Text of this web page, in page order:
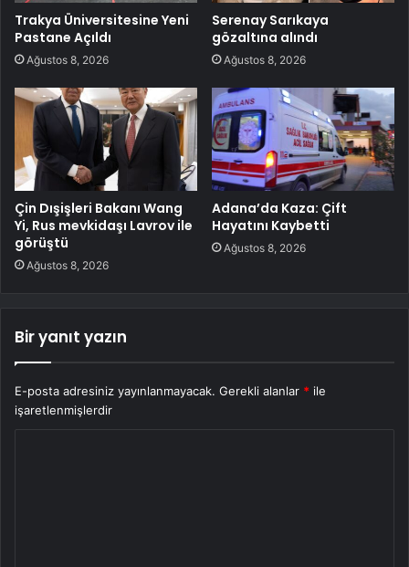
Trakya Üniversitesine Yeni
Pastane Açıldı
Ağustos 8, 2026
Serenay Sarıkaya
gözaltına alındı
Ağustos 8, 2026
Çin Dışişleri Bakanı Wang
Yi, Rus mevkidaşı Lavrov ile
görüştü
Ağustos 8, 2026
Adana’da Kaza: Çift
Hayatını Kaybetti
Ağustos 8, 2026
Bir yanıt yazın
E-posta adresiniz yayınlanmayacak. Gerekli alanlar * ile
işaretlenmişlerdir